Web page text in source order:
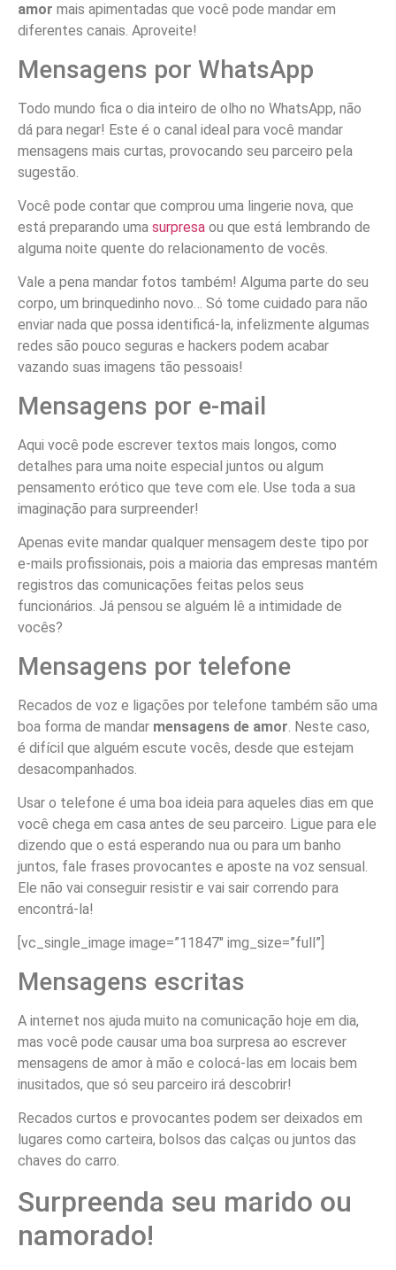
amor mais apimentadas que você pode mandar em
diferentes canais. Aproveite!
Mensagens por WhatsApp
Todo mundo fica o dia inteiro de olho no WhatsApp, não
dá para negar! Este é o canal ideal para você mandar
mensagens mais curtas, provocando seu parceiro pela
sugestão.
Você pode contar que comprou uma lingerie nova, que
está preparando uma surpresa ou que está lembrando de
alguma noite quente do relacionamento de vocês.
Vale a pena mandar fotos também! Alguma parte do seu
corpo, um brinquedinho novo… Só tome cuidado para não
enviar nada que possa identificá-la, infelizmente algumas
redes são pouco seguras e hackers podem acabar
vazando suas imagens tão pessoais!
Mensagens por e-mail
Aqui você pode escrever textos mais longos, como
detalhes para uma noite especial juntos ou algum
pensamento erótico que teve com ele. Use toda a sua
imaginação para surpreender!
Apenas evite mandar qualquer mensagem deste tipo por
e-mails profissionais, pois a maioria das empresas mantém
registros das comunicações feitas pelos seus
funcionários. Já pensou se alguém lê a intimidade de
vocês?
Mensagens por telefone
Recados de voz e ligações por telefone também são uma
boa forma de mandar mensagens de amor . Neste caso,
é difícil que alguém escute vocês, desde que estejam
desacompanhados.
Usar o telefone é uma boa ideia para aqueles dias em que
você chega em casa antes de seu parceiro. Ligue para ele
dizendo que o está esperando nua ou para um banho
juntos, fale frases provocantes e aposte na voz sensual.
Ele não vai conseguir resistir e vai sair correndo para
encontrá-la!
[vc_single_image image=”11847″ img_size=”full”]
Mensagens escritas
A internet nos ajuda muito na comunicação hoje em dia,
mas você pode causar uma boa surpresa ao escrever
mensagens de amor à mão e colocá-las em locais bem
inusitados, que só seu parceiro irá descobrir!
Recados curtos e provocantes podem ser deixados em
lugares como carteira, bolsos das calças ou juntos das
chaves do carro.
Surpreenda seu marido ou
namorado!